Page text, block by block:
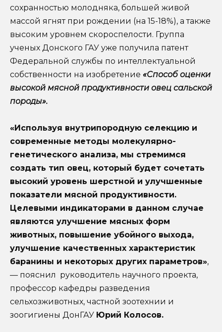
сохранностью молодняка, большей живой
массой ягнят при рождении (на 15-18%), а также
высоким уровнем скороспелости. Группа
ученых Донского ГАУ уже получила патент
Федеральной службы по интеллектуальной
собственности на изобретение «Способ оценки
высокой мясной продуктивности овец сальской
породы».
«Используя внутрипородную селекцию и
современные методы молекулярно-
генетического анализа, мы стремимся
создать тип овец, который будет сочетать
высокий уровень шерстной и улучшенные
показатели мясной продуктивности.
Целевыми индикаторами в данном случае
являются улучшение мясных форм
животных, повышение убойного выхода,
улучшение качественных характеристик
баранины и некоторых других параметров»,
— пояснил руководитель научного проекта,
профессор кафедры разведения
сельхозживотных, частной зоотехнии и
зоогигиены ДонГАУ Юрий Колосов.